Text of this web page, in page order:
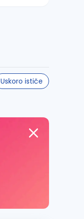
Uskoro ističe